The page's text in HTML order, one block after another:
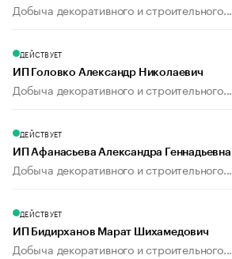
Добыча декоративного и строительного...
ДЕЙСТВУЕТ
ИП Головко Александр Николаевич
Добыча декоративного и строительного...
ДЕЙСТВУЕТ
ИП Афанасьева Александра Геннадьевна
Добыча декоративного и строительного...
ДЕЙСТВУЕТ
ИП Бидирханов Марат Шихамедович
Добыча декоративного и строительного...